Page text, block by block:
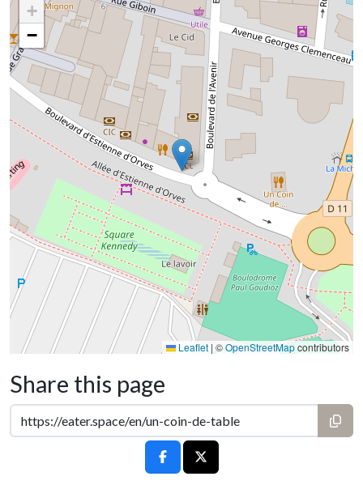
+
−
Leaflet | ©OpenStreetMapcontributors
Share this page